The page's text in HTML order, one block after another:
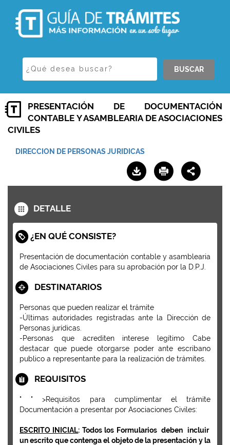
BUSCAR
PRESENTACIÓN DE DOCUMENTACIÓN
CONTABLE Y ASAMBLEARIA DE ASOCIACIONES
CIVILES
DIRECCION DE PERSONAS JURIDICAS
DETALLE
¿EN QUÉ CONSISTE?
Presentación de documentación contable y asamblearia
de Asociaciones Civiles para su aprobación por la D.P.J.
DESTINATARIOS
Personas que pueden realizar el trámite
-Últimas autoridades registradas ante la Dirección de
Personas jurídicas.
-Personas que acrediten interese legítimo Cabe
destacar que puede otorgarse poder ante escribano
publico a representante para la realización de trámites.
REQUISITOS
" " >Requisitos para cumplimentar el trámite
Documentación a presentar por Asociaciones Civiles:
ESCRITO INICIAL: Todos los Formularios deben incluir
un escrito que contenga el objeto de la presentación y la